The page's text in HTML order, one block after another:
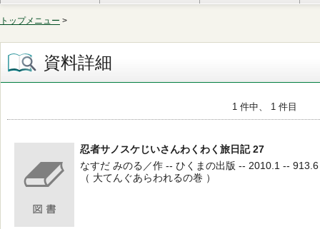
トップメニュー >
資料詳細
1 件中、 1 件目
忍者サノスケじいさんわくわく旅日記 27
なすだ みのる／作 -- ひくまの出版 -- 2010.1 -- 913.6
（ 大てんぐあらわれるの巻 ）